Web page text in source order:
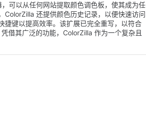
可以从任何网站提取颜色调色板，使其成为任
ColorZilla 还提供颜色历史记录，以便快速访问
捷键以提高效率。该扩展已完全重写，以符合
借其广泛的功能，ColorZilla 作为一个复杂且